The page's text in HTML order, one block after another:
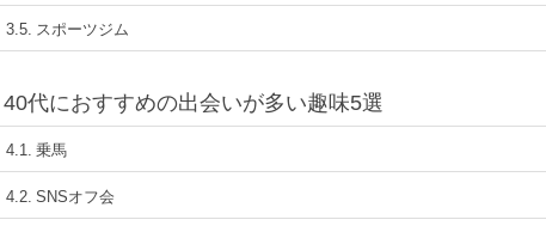
スポーツジム
40代におすすめの出会いが多い趣味5選
乗馬
SNSオフ会